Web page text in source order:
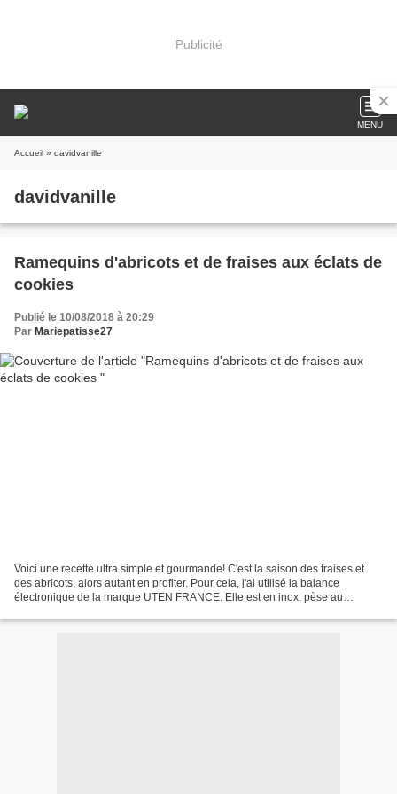
Publicité
MENU
Accueil » davidvanille
davidvanille
Ramequins d'abricots et de fraises aux éclats de
cookies
Publié le 10/08/2018 à 20:29
Par Mariepatisse27
Voici une recette ultra simple et gourmande! C'est la saison des fraises et
des abricots, alors autant en profiter. Pour cela, j'ai utilisé la balance
électronique de la marque UTEN FRANCE. Elle est en inox, pèse au